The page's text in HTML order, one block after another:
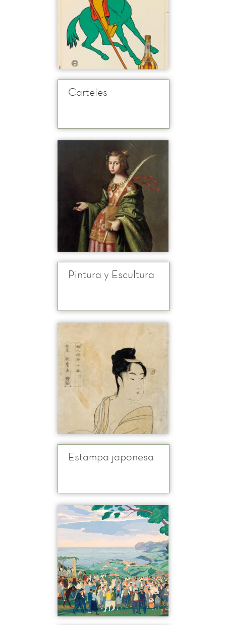
Carteles
Pintura y Escultura
Estampa japonesa